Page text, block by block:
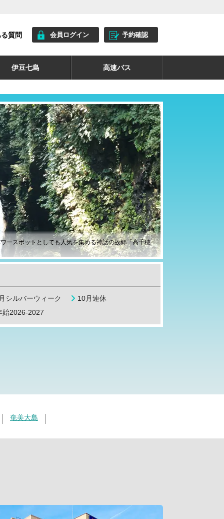
質問 会員ログイン 予約確認
伊豆七島 高速バス
ースポットとしても人気を集める神話の故郷「高千穂
シルバーウィーク
10月連休
始2026-2027
奄美大島